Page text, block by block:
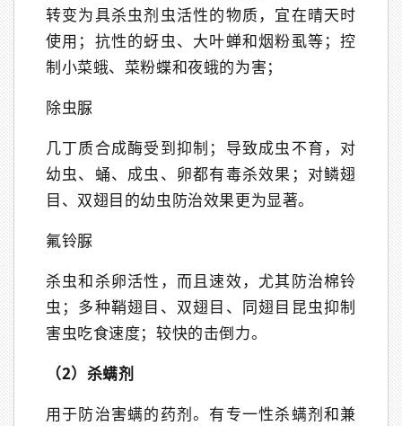
转变为具杀虫剂虫活性的物质，宜在晴天时
使用；抗性的蚜虫、大叶蝉和烟粉虱等；控
制小菜蛾、菜粉蝶和夜蛾的为害；
除虫脲
几丁质合成酶受到抑制；导致成虫不育，对
幼虫、蛹、成虫、卵都有毒杀效果；对鳞翅
目、双翅目的幼虫防治效果更为显著。
氟铃脲
杀虫和杀卵活性，而且速效，尤其防治棉铃
虫；多种鞘翅目、双翅目、同翅目昆虫抑制
害虫吃食速度；较快的击倒力。
（2）杀螨剂
用于防治害螨的药剂。有专一性杀螨剂和兼